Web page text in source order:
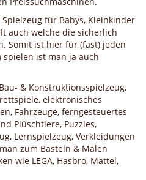
für Babys, Kleinkinder
auch welche die sicherlich
Somit ist hier für (fast) jeden
ist man ja auch
& Konstruktionsspielzeug,
elektronisches
Fahrzeuge, ferngesteuertes
Plüschtiere, Puzzles,
Lernspielzeug, Verkleidungen
zum Basteln & Malen
wie LEGA, Hasbro, Mattel,